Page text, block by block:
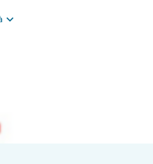
keyboard_arrow_down